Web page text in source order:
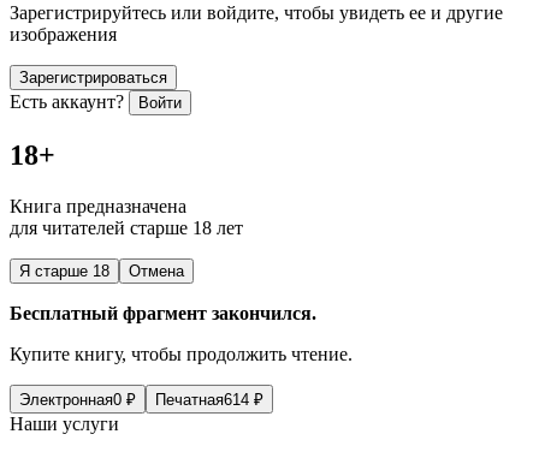
Зарегистрируйтесь или войдите, чтобы увидеть ее и другие
изображения
Зарегистрироваться
Есть аккаунт? Войти
18+
Книга предназначена
для читателей старше 18 лет
Я старше 18 Отмена
Бесплатный фрагмент закончился.
Купите книгу, чтобы продолжить чтение.
Электронная0 ₽ Печатная614 ₽
Наши услуги